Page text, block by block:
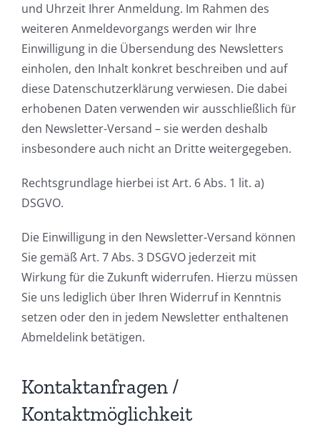
und Uhrzeit Ihrer Anmeldung. Im Rahmen des
weiteren Anmeldevorgangs werden wir Ihre
Einwilligung in die Übersendung des Newsletters
einholen, den Inhalt konkret beschreiben und auf
diese Datenschutzerklärung verwiesen. Die dabei
erhobenen Daten verwenden wir ausschließlich für
den Newsletter-Versand – sie werden deshalb
insbesondere auch nicht an Dritte weitergegeben.
Rechtsgrundlage hierbei ist Art. 6 Abs. 1 lit. a)
DSGVO.
Die Einwilligung in den Newsletter-Versand können
Sie gemäß Art. 7 Abs. 3 DSGVO jederzeit mit
Wirkung für die Zukunft widerrufen. Hierzu müssen
Sie uns lediglich über Ihren Widerruf in Kenntnis
setzen oder den in jedem Newsletter enthaltenen
Abmeldelink betätigen.
Kontaktanfragen /
Kontaktmöglichkeit